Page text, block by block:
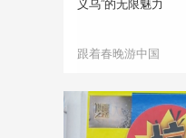
义乌”的无限魅力
跟着春晚游中国